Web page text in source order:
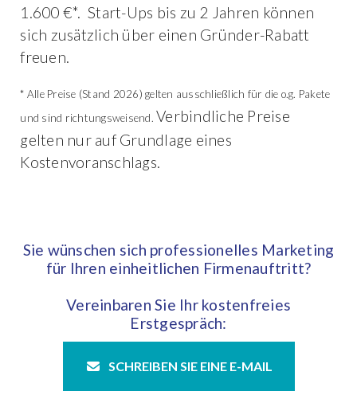
1.600 €*. Start-Ups bis zu 2 Jahren können
sich zusätzlich über einen Gründer-Rabatt
freuen.
* Alle Preise (Stand 2026) gelten ausschließlich für die o.g. Pakete
und sind richtungsweisend. Verbindliche Preise
gelten nur auf Grundlage eines
Kostenvoranschlags.
Sie wünschen sich professionelles Marketing
für Ihren einheitlichen Firmenauftritt?
Vereinbaren Sie Ihr kostenfreies
Erstgespräch:
SCHREIBEN SIE EINE E-MAIL